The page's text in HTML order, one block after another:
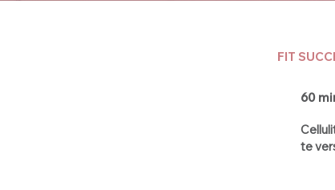
FIT
60
te